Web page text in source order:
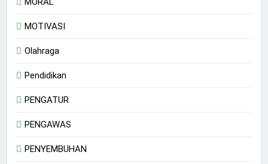
MOTIVASI
Olahraga
Pendidikan
PENGATUR
PENGAWAS
PENYEMBUHAN